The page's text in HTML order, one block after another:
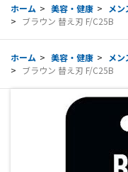
ホーム > 美容・健康 > メ
> ブラウン 替え刃 F/C25B
ホーム > 美容・健康 > メ
> ブラウン 替え刃 F/C25B